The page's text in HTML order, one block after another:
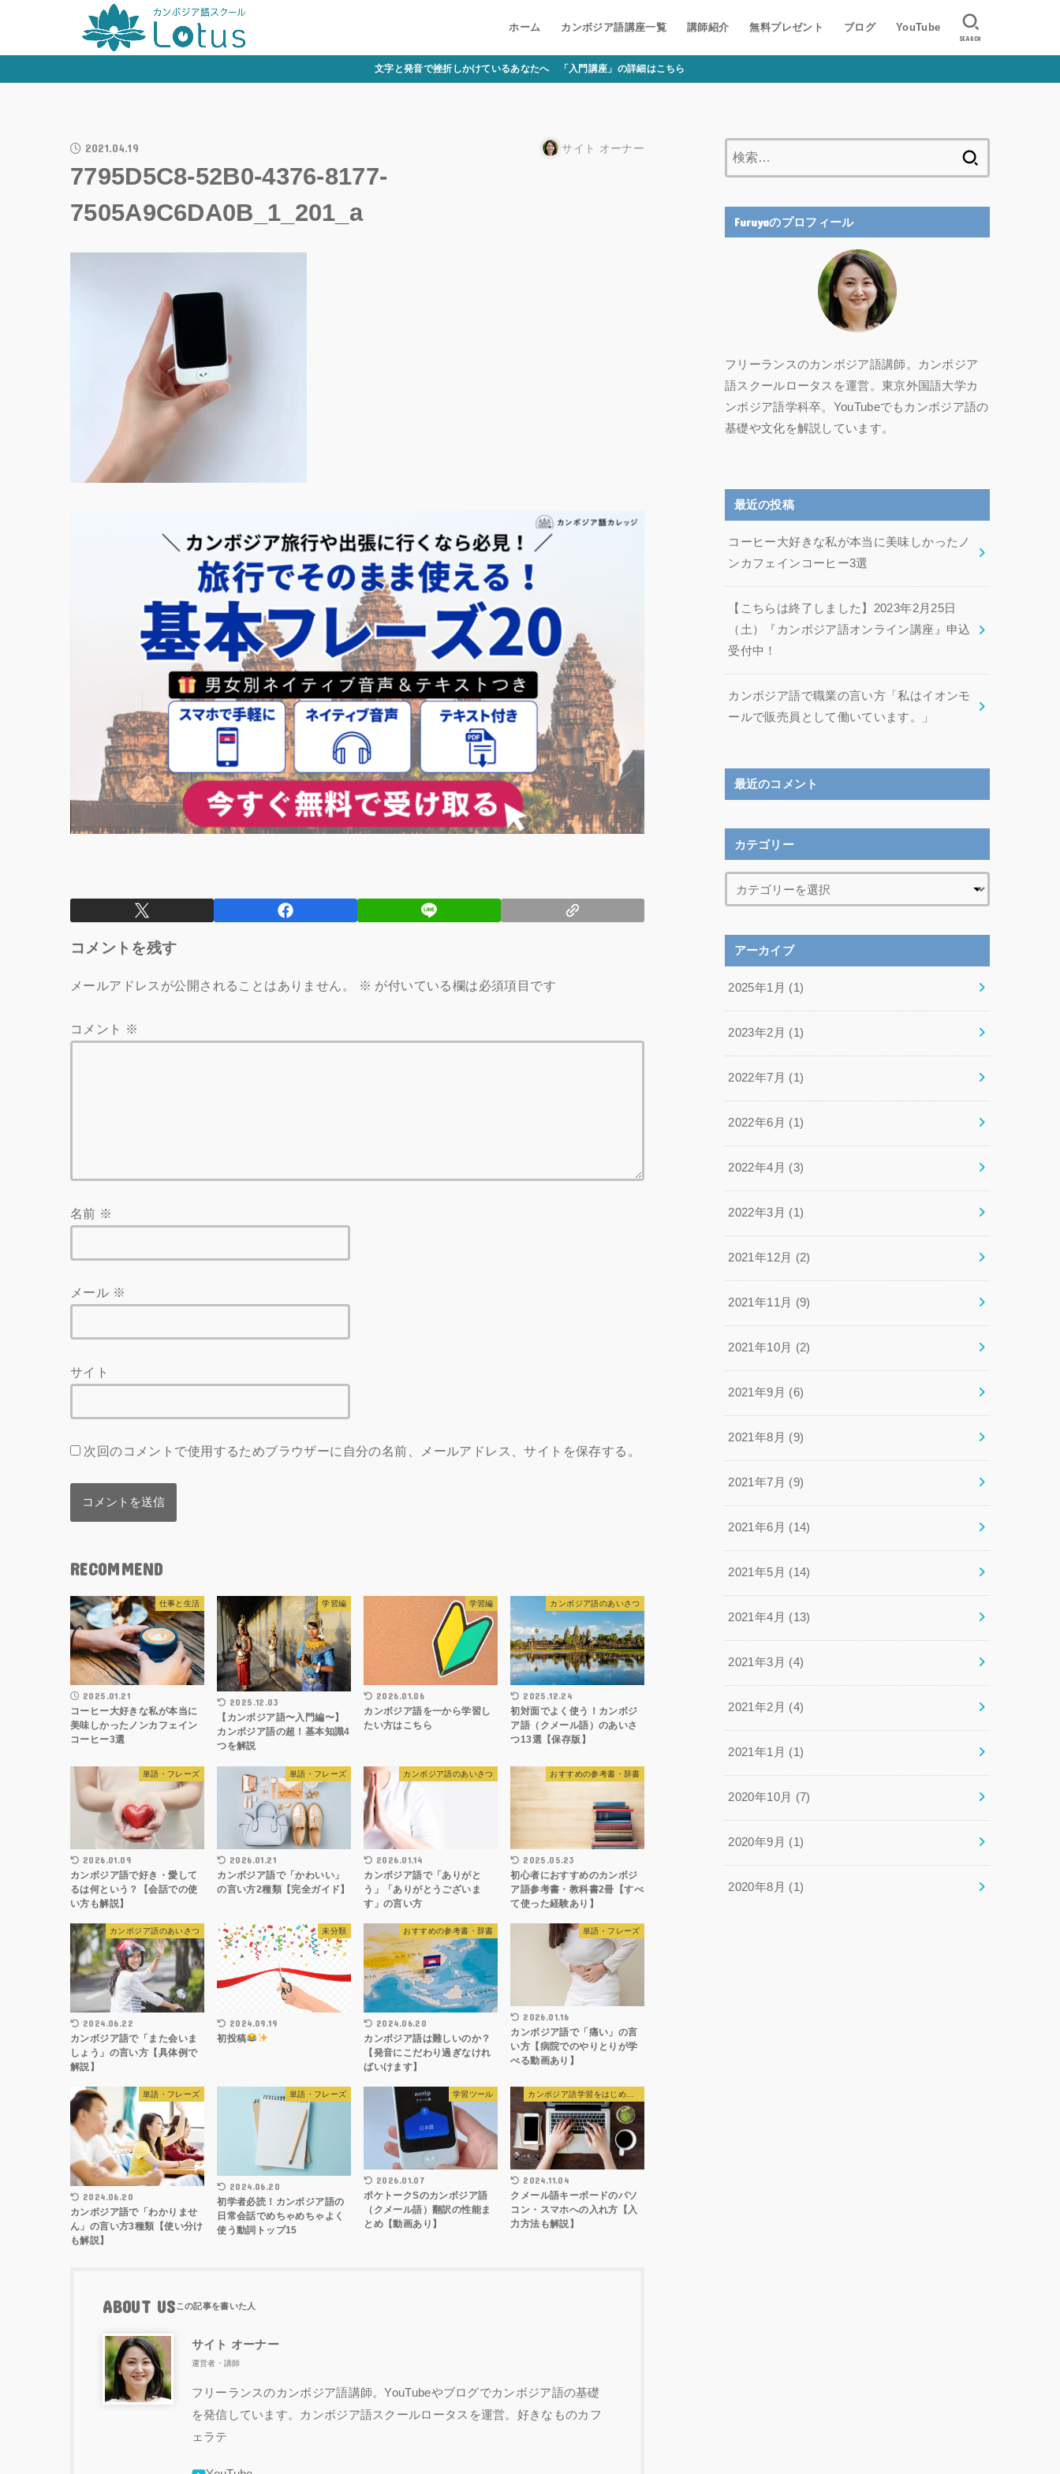
ホーム カンボジア語講座一覧 講師紹介 無料プレゼント ブログ YouTube
SEARCH
文字と発音で挫折しかけているあなたへ 「入門講座」の詳細はこちら
2021.04.19 サイト オーナー
7795D5C8-52B0-4376-8177-
7505A9C6DA0B_1_201_a
コメントを残す
メールアドレスが公開されることはありません。 ※ が付いている欄は必須項目です
コメント ※
名前 ※
メール ※
サイト
次回のコメントで使用するためブラウザーに自分の名前、メールアドレス、サイトを保存する。
RECOMMEND
仕事と生活
2025.01.21
コーヒー大好きな私が本当に
美味しかったノンカフェイン
コーヒー3選
学習編
2025.12.03
【カンボジア語〜入門編〜】
カンボジア語の超！基本知識4
つを解説
学習編
2026.01.06
カンボジア語を一から学習し
たい方はこちら
カンボジア語のあいさつ
2025.12.24
初対面でよく使う！カンボジ
ア語（クメール語）のあいさ
つ13選【保存版】
単語・フレーズ
2026.01.09
カンボジア語で好き・愛して
るは何という？【会話での使
い方も解説】
単語・フレーズ
2026.01.21
カンボジア語で「かわいい」
の言い方2種類【完全ガイド】
カンボジア語のあいさつ
2026.01.14
カンボジア語で「ありがと
う」「ありがとうございま
す」の言い方
おすすめの参考書・辞書
2025.05.23
初心者におすすめのカンボジ
ア語参考書・教科書2冊【すべ
て使った経験あり】
カンボジア語のあいさつ
2024.06.22
カンボジア語で「また会いま
しょう」の言い方【具体例で
解説】
未分類
2024.09.19
初投稿
おすすめの参考書・辞書
2024.06.20
カンボジア語は難しいのか？
【発音にこだわり過ぎなけれ
ばいけます】
単語・フレーズ
2026.01.16
カンボジア語で「痛い」の言
い方【病院でのやりとりが学
べる動画あり】
単語・フレーズ
2024.06.20
カンボジア語で「わかりませ
ん」の言い方3種類【使い分け
も解説】
単語・フレーズ
2024.06.20
初学者必読！カンボジア語の
日常会話でめちゃめちゃよく
使う動詞トップ15
学習ツール
2026.01.07
ポケトークSのカンボジア語
（クメール語）翻訳の性能ま
とめ【動画あり】
カンボジア語学習をはじめる前の準備
2024.11.04
クメール語キーボードのパソ
コン・スマホへの入れ方【入
力方法も解説】
ABOUT US
サイト オーナー
運営者・講師
フリーランスのカンボジア語講師。YouTubeやブログでカンボジア語の基礎
を発信しています。カンボジア語スクールロータスを運営。好きなものカフ
ェラテ
Furuyaのプロフィール
フリーランスのカンボジア語講師。カンボジア
語スクールロータスを運営。東京外国語大学カ
ンボジア語学科卒。YouTubeでもカンボジア語の
基礎や文化を解説しています。
最近の投稿
コーヒー大好きな私が本当に美味しかったノ
ンカフェインコーヒー3選
【こちらは終了しました】2023年2月25日
（土）『カンボジア語オンライン講座』申込
受付中！
カンボジア語で職業の言い方「私はイオンモ
ールで販売員として働いています。」
最近のコメント
カテゴリー
アーカイブ
2025年1月 (1)
2023年2月 (1)
2022年7月 (1)
2022年6月 (1)
2022年4月 (3)
2022年3月 (1)
2021年12月 (2)
2021年11月 (9)
2021年10月 (2)
2021年9月 (6)
2021年8月 (9)
2021年7月 (9)
2021年6月 (14)
2021年5月 (14)
2021年4月 (13)
2021年3月 (4)
2021年2月 (4)
2021年1月 (1)
2020年10月 (7)
2020年9月 (1)
2020年8月 (1)